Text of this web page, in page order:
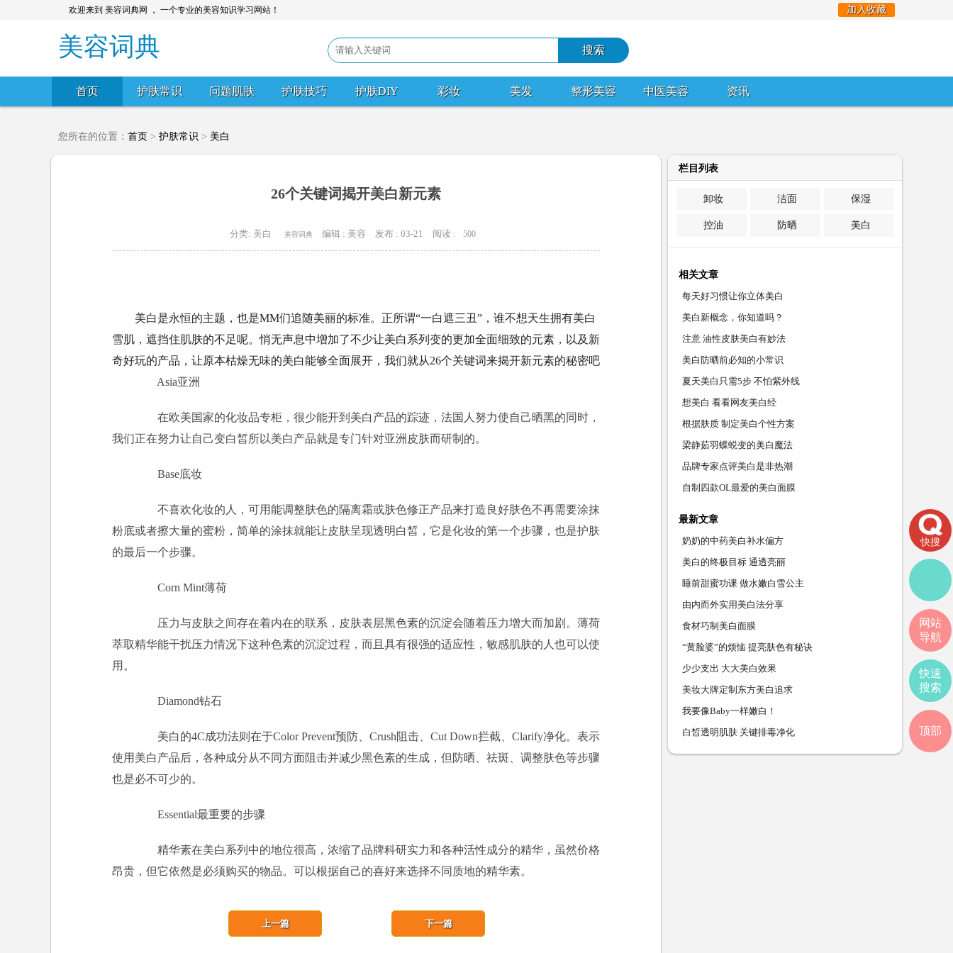
欢迎来到 美容词典网 ， 一个专业的美容知识学习网站！ 加入收藏
美容词典
首页 护肤常识 问题肌肤 护肤技巧 护肤DIY 彩妆 美发 整形美容 中医美容 资讯
您所在的位置： 首页 > 护肤常识 > 美白
26个关键词揭开美白新元素
分类: 美白 美容词典 编辑 : 美容 发布 : 03-21 阅读 : 500
美白是永恒的主题，也是MM们追随美丽的标准。正所谓“一白遮三丑”，谁不想天生拥有美白
雪肌，遮挡住肌肤的不足呢。悄无声息中增加了不少让美白系列变的更加全面细致的元素，以及新
奇好玩的产品，让原本枯燥无味的美白能够全面展开，我们就从26个关键词来揭开新元素的秘密吧
Asia亚洲
在欧美国家的化妆品专柜，很少能开到美白产品的踪迹，法国人努力使自己晒黑的同时，
我们正在努力让自己变白皙所以美白产品就是专门针对亚洲皮肤而研制的。
Base底妆
不喜欢化妆的人，可用能调整肤色的隔离霜或肤色修正产品来打造良好肤色不再需要涂抹
粉底或者擦大量的蜜粉，简单的涂抹就能让皮肤呈现透明白皙，它是化妆的第一个步骤，也是护肤
的最后一个步骤。
Corn Mint薄荷
压力与皮肤之间存在着内在的联系，皮肤表层黑色素的沉淀会随着压力增大而加剧。薄荷
萃取精华能干扰压力情况下这种色素的沉淀过程，而且具有很强的适应性，敏感肌肤的人也可以使
用。
Diamond钻石
美白的4C成功法则在于Color Prevent预防、Crush阻击、Cut Down拦截、Clarify净化。表示
使用美白产品后，各种成分从不同方面阻击并减少黑色素的生成，但防晒、祛斑、调整肤色等步骤
也是必不可少的。
Essential最重要的步骤
精华素在美白系列中的地位很高，浓缩了品牌科研实力和各种活性成分的精华，虽然价格
昂贵，但它依然是必须购买的物品。可以根据自己的喜好来选择不同质地的精华素。
下一篇
上一篇
栏目列表
卸妆 洁面 保湿
控油 防晒 美白
相关文章
每天好习惯让你立体美白
美白新概念，你知道吗？
注意 油性皮肤美白有妙法
美白防晒前必知的小常识
夏天美白只需5步 不怕紫外线
想美白 看看网友美白经
根据肤质 制定美白个性方案
梁静茹羽蝶蜕变的美白魔法
品牌专家点评美白是非热潮
自制四款OL最爱的美白面膜
最新文章
奶奶的中药美白补水偏方
美白的终极目标 通透亮丽
睡前甜蜜功课 做水嫩白雪公主
由内而外实用美白法分享
食材巧制美白面膜
“黄脸婆”的烦恼 提亮肤色有秘诀
少少支出 大大美白效果
美妆大牌定制东方美白追求
我要像Baby一样嫩白！
白皙透明肌肤 关键排毒净化
快搜
网站
导航
快速
搜索
顶部